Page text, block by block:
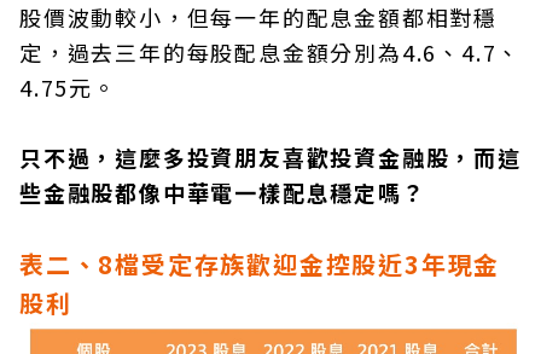
股價波動較小，但每一年的配息金額都相對穩
定，過去三年的每股配息金額分別為4.6、4.7、
4.75元。
只不過，這麼多投資朋友喜歡投資金融股，而這
些金融股都像中華電一樣配息穩定嗎？
表二、8檔受定存族歡迎金控股近3年現金
股利